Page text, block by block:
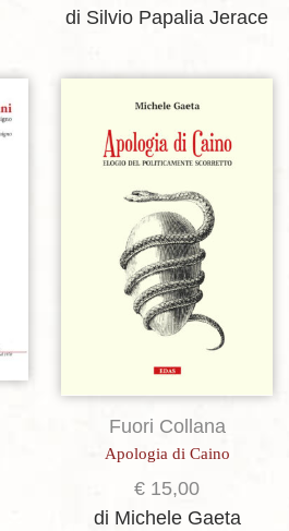
di Silvio Papalia Jerace
Aggiungi alla lista dei desideri
Fuori Collana
Apologia di Caino
€ 15,00
di Michele Gaeta